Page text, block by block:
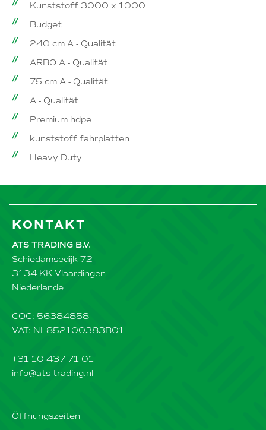
Kunststoff 3000 x 1000
Budget
240 cm A - Qualität
ARBO A - Qualität
75 cm A - Qualität
A - Qualität
Premium hdpe
kunststoff fahrplatten
Heavy Duty
KONTAKT
ATS TRADING B.V.
Schiedamsedijk 72
3134 KK Vlaardingen
Niederlande
COC: 56384858
VAT: NL852100383B01
+31 10 437 71 01
info@ats-trading.nl
Öffnungszeiten